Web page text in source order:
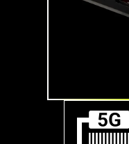
las velocidades
histéresis
giren de manera
sistema se
con